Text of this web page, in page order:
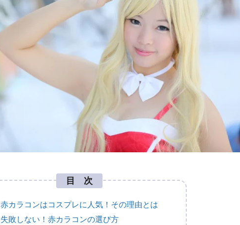
目 次
赤カラコンはコスプレに人気！その理由とは
失敗しない！赤カラコンの選び方